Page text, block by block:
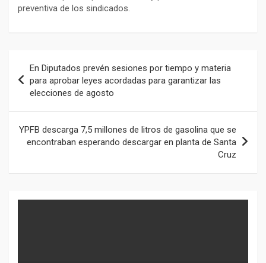
preventiva de los sindicados.
de
entradas
En Diputados prevén sesiones por tiempo y materia
para aprobar leyes acordadas para garantizar las
elecciones de agosto
YPFB descarga 7,5 millones de litros de gasolina que se
encontraban esperando descargar en planta de Santa
Cruz